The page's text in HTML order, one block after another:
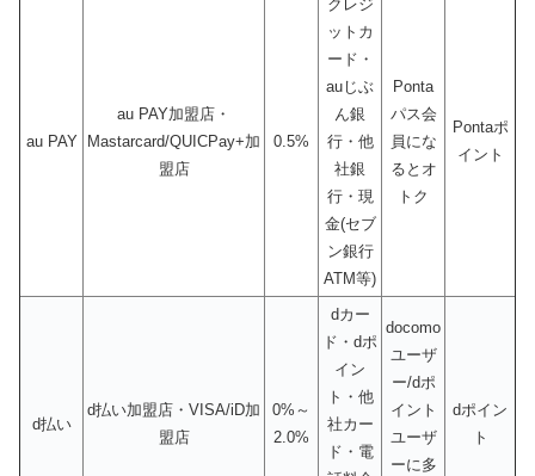
au PAY
au PAY加盟店・
Mastarcard/QUICPay+加
盟店
0.5%
クレジ
ットカ
ード・
auじぶ
ん銀
行・他
社銀
行・現
金(セブ
ン銀行
ATM等)
Ponta
パス会
員にな
るとオ
トク
Pontaポ
イント
d払い
d払い加盟店・VISA/iD加
盟店
0%～
2.0%
dカー
ド・dポ
イン
ト・他
社カー
ド・電
docomo
ユーザ
ー/dポ
イント
ユーザ
ーに多
dポイン
ト